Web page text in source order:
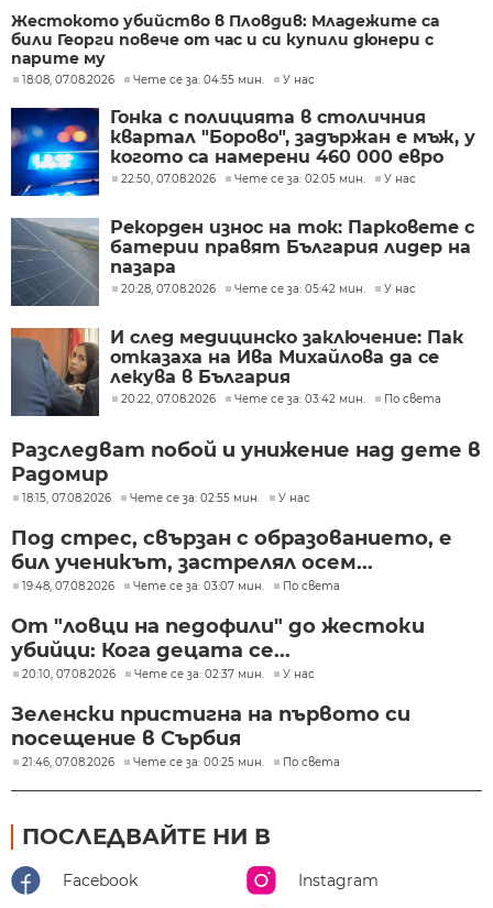
Жестокото убийство в Пловдив: Младежите са
били Георги повече от час и си купили дюнери с
парите му
18:08, 07.08.2026 Чете се за: 04:55 мин. У нас
Гонка с полицията в столичния
квартал "Борово", задържан е мъж, у
когото са намерени 460 000 евро
22:50, 07.08.2026 Чете се за: 02:05 мин. У нас
Рекорден износ на ток: Парковете с
батерии правят България лидер на
пазара
20:28, 07.08.2026 Чете се за: 05:42 мин. У нас
И след медицинско заключение: Пак
отказаха на Ива Михайлова да се
лекува в България
20:22, 07.08.2026 Чете се за: 03:42 мин. По света
Разследват побой и унижение над дете в
Радомир
18:15, 07.08.2026 Чете се за: 02:55 мин. У нас
Под стрес, свързан с образованието, е
бил ученикът, застрелял осем...
19:48, 07.08.2026 Чете се за: 03:07 мин. По света
От "ловци на педофили" до жестоки
убийци: Кога децата се...
20:10, 07.08.2026 Чете се за: 02:37 мин. У нас
Зеленски пристигна на първото си
посещение в Сърбия
21:46, 07.08.2026 Чете се за: 00:25 мин. По света
ПОСЛЕДВАЙТЕ НИ В
Facebook Instagram